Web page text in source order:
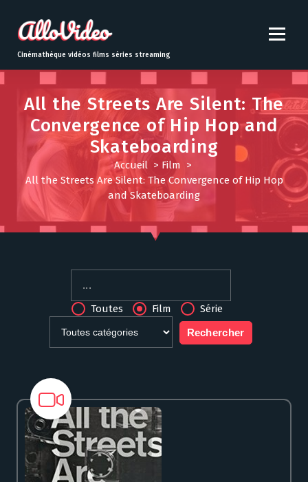
t
o
Cinémathèque vidéos films séries streaming
All the Streets Are Silent: The
Convergence of Hip Hop and
Skateboarding
Accueil> Film >
All the Streets Are Silent: The Convergence of Hip Hop
and Skateboarding
Toutes Film Série